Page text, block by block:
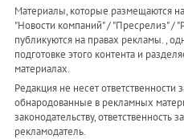
Материалы, которые размещаются
"Новости компаний" / "Пресрелиз" /
публикуются на правах рекламы. ,
подготовке этого контента и
материалах.
Редакция не несет
обнародованные в рекламных
законодательству,
рекламодатель.